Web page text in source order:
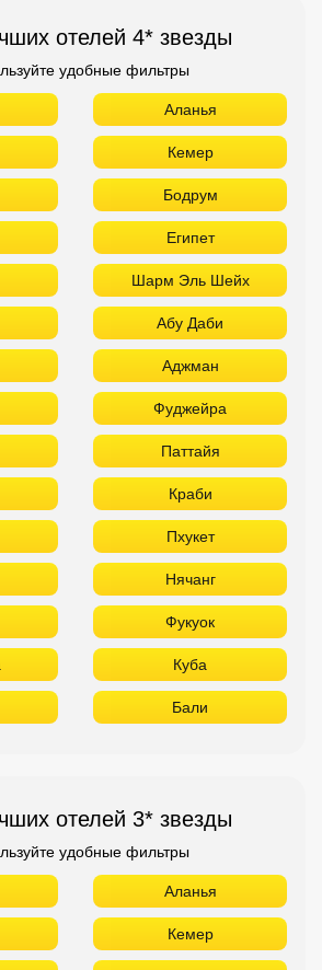
Шарм Эль Шейх
Абу Даби
Аджман
Фуджейра
Паттайя
Краби
Пхукет
Нячанг
Фукуок
Куба
Бали
отелей 3* звезды
удобные фильтры
Аланья
Шарм Эль Шейх
Абу Даби
Аджман